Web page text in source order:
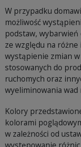
W przypadku
możliwość
podstaw, wybarwień
ze względu na
wystąpienie zmian
stosowanych do
ruchomych oraz
wyeliminowania wad
Kolory
kolorami
w zależności od